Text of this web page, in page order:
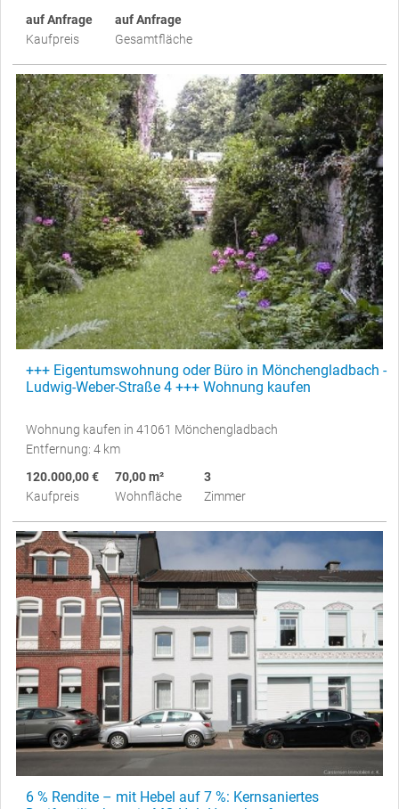
auf Anfrage
Kaufpreis
auf Anfrage
Gesamtfläche
+++ Eigentumswohnung oder Büro in Mönchengladbach -
Ludwig-Weber-Straße 4 +++ Wohnung kaufen
Wohnung kaufen in 41061 Mönchengladbach
Entfernung: 4 km
120.000,00 €
Kaufpreis
70,00 m²
Wohnfläche
3
Zimmer
6 % Rendite – mit Hebel auf 7 %: Kernsaniertes